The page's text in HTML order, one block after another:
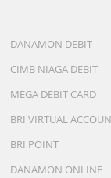
DANAMON DEBIT
CIMB NIAGA DEBIT
MEGA DEBIT CARD
BRI VIRTUAL
BRI POINT
DANAMON ONLINE